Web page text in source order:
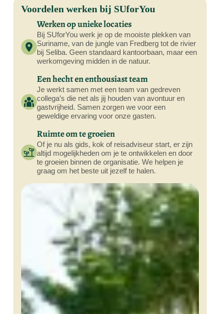
Voordelen werken bij SUforYou
Werken op unieke locaties
Bij SUforYou werk je op de mooiste plekken van
Suriname, van de jungle van Fredberg tot de rivier
bij Seliba. Geen standaard kantoorbaan, maar een
werkomgeving midden in de natuur.
Een hecht en enthousiast team
Je werkt samen met een team van gedreven
collega’s die net als jij houden van avontuur en
gastvrijheid. Samen zorgen we voor een
geweldige ervaring voor onze gasten.
Ruimte om te groeien
Of je nu als gids, kok of reisadviseur start, er zijn
altijd mogelijkheden om je te ontwikkelen en door
te groeien binnen de organisatie. We helpen je
graag om het beste uit jezelf te halen.